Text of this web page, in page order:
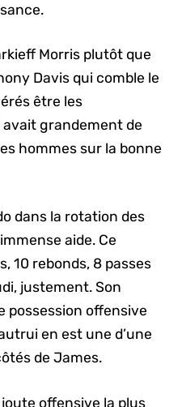
Morris plutôt que
Davis qui comble le
être les
grandement de
hommes sur la bonne
dans la rotation des
aide. Ce
10 rebonds, 8 passes
justement. Son
possession offensive
en est une d’une
de James.
joute offensive la plus